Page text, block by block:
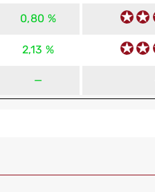
0,80 %
2,13 %
—